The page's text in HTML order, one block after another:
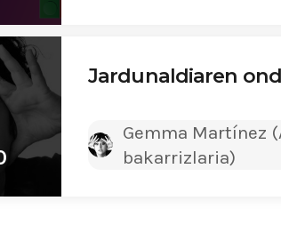
Jardunaldiaren
Gemma Martínez
bakarrizlaria)